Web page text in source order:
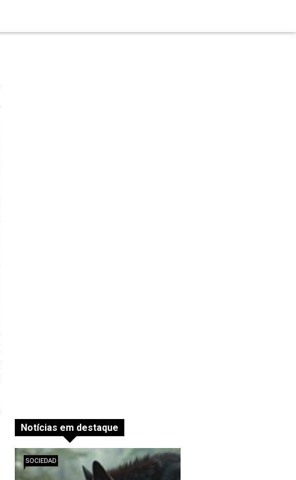
Notícias em destaque
SOCIEDAD